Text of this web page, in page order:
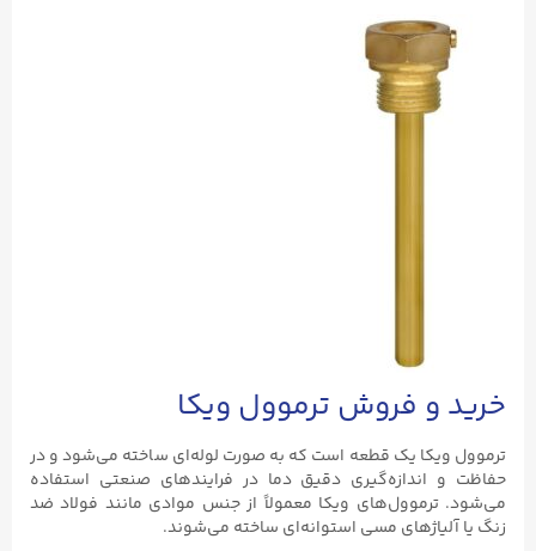
خرید و فروش ترموول ویکا
ترموول ویکا یک قطعه است که به صورت لوله‌ای ساخته می‌شود و در
حفاظت و اندازه‌گیری دقیق دما در فرایندهای صنعتی استفاده
می‌شود. ترموول‌های ویکا معمولاً از جنس موادی مانند فولاد ضد
زنگ یا آلیاژهای مسی استوانه‌ای ساخته می‌شوند.